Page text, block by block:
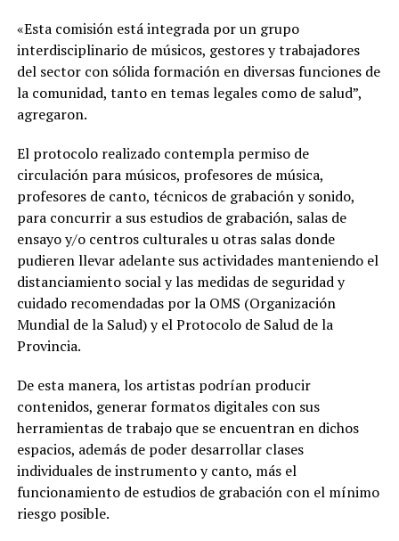
«Esta comisión está integrada por un grupo
interdisciplinario de músicos, gestores y trabajadores
del sector con sólida formación en diversas funciones de
la comunidad, tanto en temas legales como de salud”,
agregaron.
El protocolo realizado contempla permiso de
circulación para músicos, profesores de música,
profesores de canto, técnicos de grabación y sonido,
para concurrir a sus estudios de grabación, salas de
ensayo y/o centros culturales u otras salas donde
pudieren llevar adelante sus actividades manteniendo el
distanciamiento social y las medidas de seguridad y
cuidado recomendadas por la OMS (Organización
Mundial de la Salud) y el Protocolo de Salud de la
Provincia.
De esta manera, los artistas podrían producir
contenidos, generar formatos digitales con sus
herramientas de trabajo que se encuentran en dichos
espacios, además de poder desarrollar clases
individuales de instrumento y canto, más el
funcionamiento de estudios de grabación con el mínimo
riesgo posible.